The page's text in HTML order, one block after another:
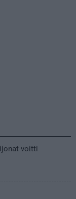
voitti